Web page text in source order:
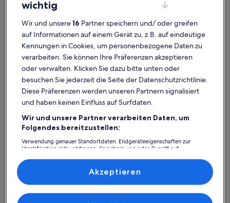
Studernheim: Finde deine
perfekte Unterkunft
Weitere Infos zu Ferienwohnung
wichtig
Wir und unsere16 Partner speichern und/ oder greifen
auf Informationen auf einem Gerät zu, z.B. auf eindeutige
Kennungen in Cookies, um personenbezogene Daten zu
verarbeiten. Sie können Ihre Präferenzen akzeptieren
oder verwalten. Klicken Sie dazu bitte unten oder
besuchen Sie jederzeit die Seite der Datenschutzrichtlinie.
Diese Präferenzen werden unseren Partnern signalisiert
und haben keinen Einfluss auf Surfdaten.
Wir und unsere Partner verarbeiten Daten, um
Folgendes bereitzustellen:
Verwendung genauer Standortdaten. Endgeräteeigenschaften zur
Identifikation aktiv abfragen. Speichern von oder Zugriff auf
Inhalte, Messung von Werbeleistung und der Performance von Inhalten,
Zielgruppenforschung sowie Entwicklung und Verbesserung von
Liste der Partner (Lieferanten)
Akzeptieren